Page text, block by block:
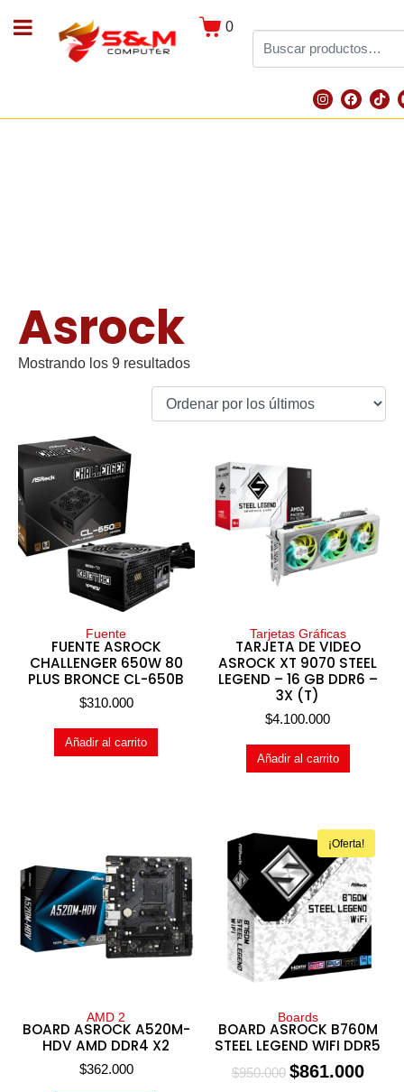
0
Asrock
Mostrando los 9 resultados
Fuente
FUENTE ASROCK
CHALLENGER 650W 80
PLUS BRONCE CL-650B
$310.000
Añadir al carrito
Tarjetas Gráficas
TARJETA DE VIDEO
ASROCK XT 9070 STEEL
LEGEND – 16 GB DDR6 –
3X (T)
$4.100.000
Añadir al carrito
AMD 2
BOARD ASROCK A520M-
HDV AMD DDR4 X2
$362.000
¡Oferta!
Boards
BOARD ASROCK B760M
STEEL LEGEND WIFI DDR5
$950.000 $861.000